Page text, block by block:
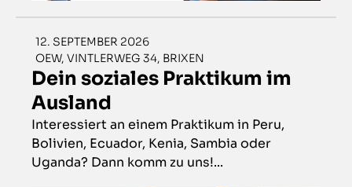
12. SEPTEMBER 2026
OEW, VINTLERWEG 34, BRIXEN
Dein soziales Praktikum im
Ausland
Interessiert an einem Praktikum in Peru,
Bolivien, Ecuador, Kenia, Sambia oder
Uganda? Dann komm zu uns!...